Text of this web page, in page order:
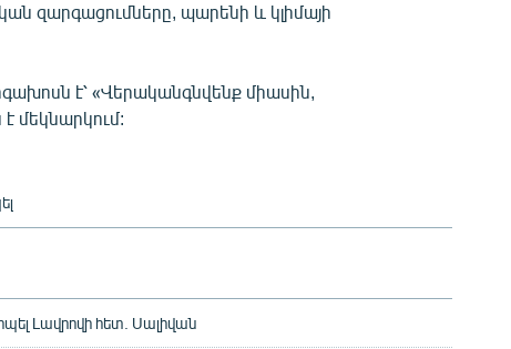
զարգացումները, պարենի և կլիմայի
է՝ «Վերականգնվենք միասին,
մեկնարկում:
Լավրովի հետ. Սալիվան